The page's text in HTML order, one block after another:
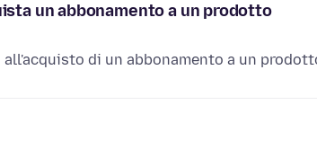
un abbonamento a un prodotto
di un abbonamento a un